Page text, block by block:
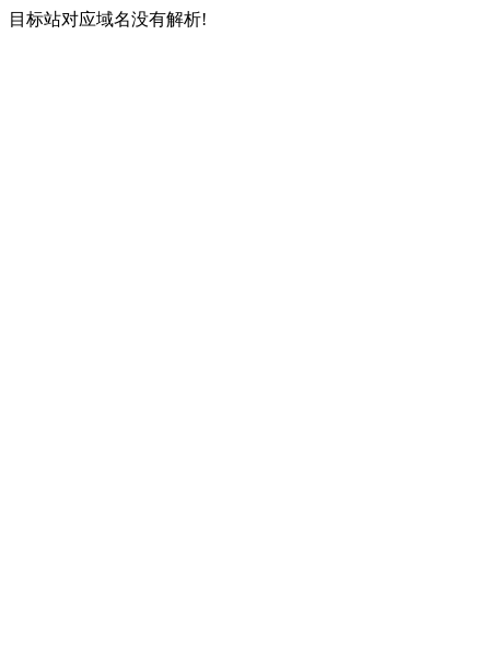
目标站对应域名没有解析!